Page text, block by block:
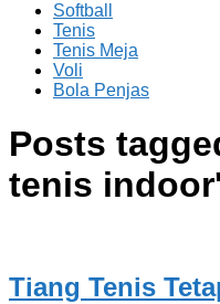
Softball
Tenis
Tenis Meja
Voli
Bola Penjas
Posts
tenis indoor'
Tiang Tenis